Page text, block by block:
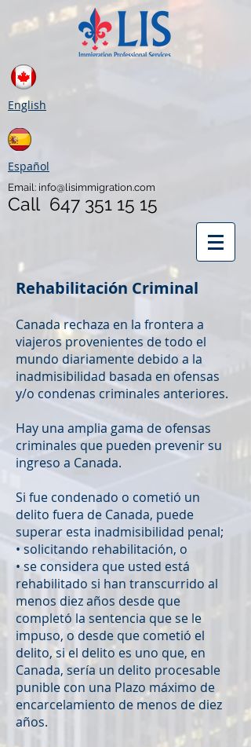
English
Español
Email: info@lisimmigration.com
Call 647 351 15 15
Rehabilitación Criminal
Canada rechaza en la frontera a
viajeros provenientes de todo el
mundo diariamente debido a la
inadmisibilidad basada en ofensas
y/o condenas criminales anteriores.
Hay una amplia gama de ofensas
criminales que pueden prevenir su
ingreso a Canada.
Si fue condenado o cometió un
delito fuera de Canada, puede
superar esta inadmisibilidad penal;
• solicitando rehabilitación, o
• se considera que usted está
rehabilitado si han transcurrido al
menos diez años desde que
completó la sentencia que se le
impuso, o desde que cometió el
delito, si el delito es uno que, en
Canada, sería un delito procesable
punible con una Plazo máximo de
encarcelamiento de menos de diez
años.